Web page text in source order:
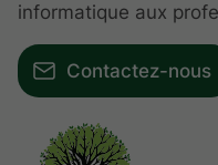
informatique aux
Contactez-nous